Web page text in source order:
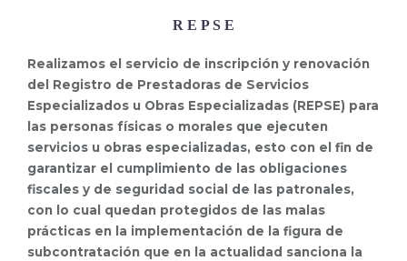
R E P S E
Realizamos el servicio de inscripción y renovación
del Registro de Prestadoras de Servicios
Especializados u Obras Especializadas (REPSE) para
las personas físicas o morales que ejecuten
servicios u obras especializadas, esto con el fin de
garantizar el cumplimiento de las obligaciones
fiscales y de seguridad social de las patronales,
con lo cual quedan protegidos de las malas
prácticas en la implementación de la figura de
subcontratación que en la actualidad sanciona la